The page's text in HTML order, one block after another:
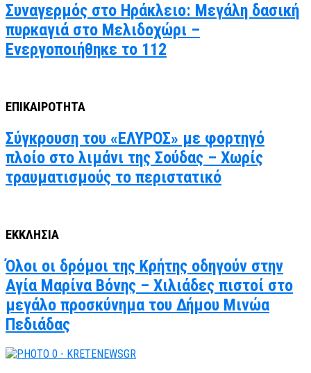
Συναγερμός στο Ηράκλειο: Μεγάλη δασική
πυρκαγιά στο Μελιδοχώρι –
Ενεργοποιήθηκε το 112
ΕΠΙΚΑΙΡΟΤΗΤΑ
Σύγκρουση του «ΕΛΥΡΟΣ» με φορτηγό
πλοίο στο λιμάνι της Σούδας – Χωρίς
τραυματισμούς το περιστατικό
ΕΚΚΛΗΣΙΑ
Όλοι οι δρόμοι της Κρήτης οδηγούν στην
Αγία Μαρίνα Βόνης – Χιλιάδες πιστοί στο
μεγάλο προσκύνημα του Δήμου Μινώα
Πεδιάδας